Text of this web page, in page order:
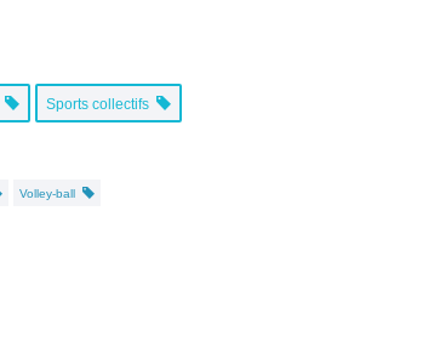
Sports collectifs
Volley-ball